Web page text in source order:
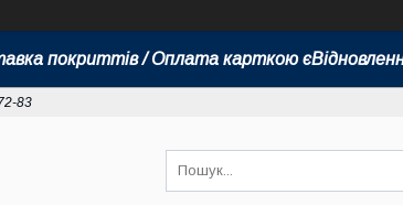
покриттів / Оплата карткою
83